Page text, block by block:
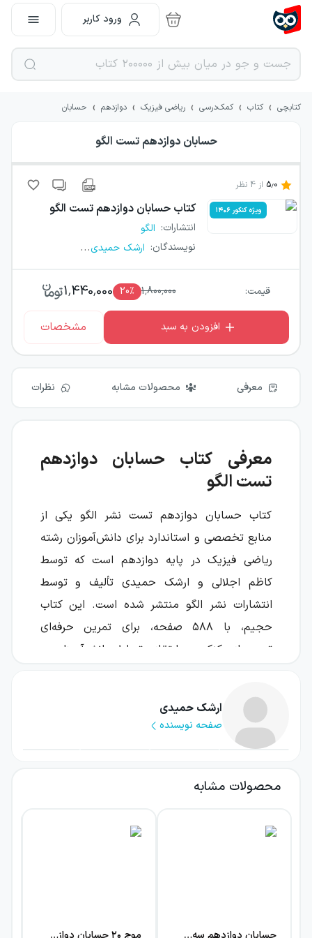
ورود کاربر
کتابچی › کتاب › کمک‌درسی › ریاضی فیزیک › دوازدهم › حسابان
حسابان دوازدهم تست الگو
5.0 از4 نظر
ویژه کنکور ۱۴۰۶ کتاب حسابان دوازدهم تست الگو
انتشارات: الگو
نویسندگان: ارشک حمیدی...
قیمت: 1,800,000
20٪ 1,440,000
افزودن به سبد مشخصات
معرفی محصولات مشابه نظرات
معرفی کتاب حسابان دوازدهم
تست الگو
کتاب حسابان دوازدهم تست نشر الگو یکی از
منابع تخصصی و استاندارد برای دانش‌آموزان رشته
ریاضی فیزیک در پایه دوازدهم است که توسط
کاظم اجلالی و ارشک حمیدی تألیف و توسط
انتشارات نشر الگو منتشر شده است. این کتاب
حجیم، با ۵۸۸ صفحه، برای تمرین حرفه‌ای
تست‌های کنکور و ارتقای تسلط دانش‌آموزان بر
کتاب با هدف تکمیل فرآیند یادگیری و نه آغاز آن،
محتوایی تدوین کرده‌اند که به دانش‌آموزان دارای
پایه علمی مناسب کمک کند تا مهارت خود را در
افزایش دهند.
دوازدهم تست الگو
ارشک حمیدی
صفحه نویسنده
محصولات مشابه